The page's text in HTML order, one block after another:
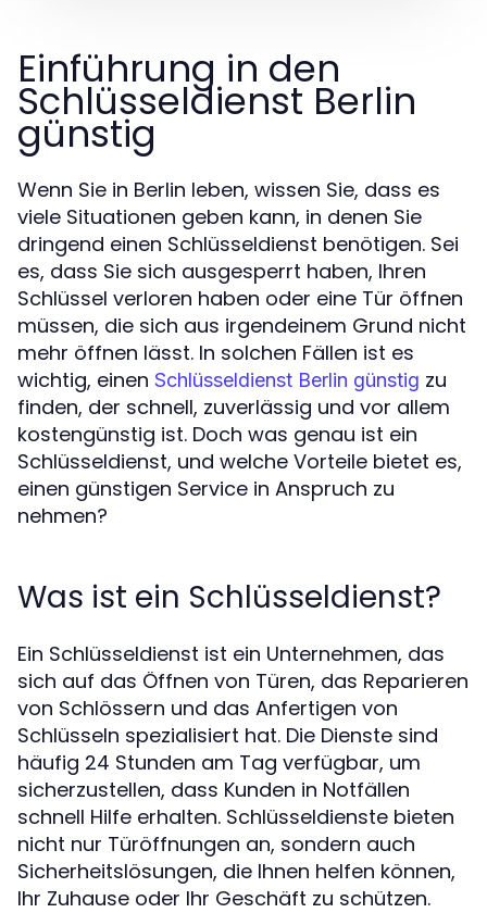
Einführung in den
Schlüsseldienst Berlin
günstig
Wenn Sie in Berlin leben, wissen Sie, dass es
viele Situationen geben kann, in denen Sie
dringend einen Schlüsseldienst benötigen. Sei
es, dass Sie sich ausgesperrt haben, Ihren
Schlüssel verloren haben oder eine Tür öffnen
müssen, die sich aus irgendeinem Grund nicht
mehr öffnen lässt. In solchen Fällen ist es
wichtig, einen Schlüsseldienst Berlin günstig zu
finden, der schnell, zuverlässig und vor allem
kostengünstig ist. Doch was genau ist ein
Schlüsseldienst, und welche Vorteile bietet es,
einen günstigen Service in Anspruch zu
nehmen?
Was ist ein Schlüsseldienst?
Ein Schlüsseldienst ist ein Unternehmen, das
sich auf das Öffnen von Türen, das Reparieren
von Schlössern und das Anfertigen von
Schlüsseln spezialisiert hat. Die Dienste sind
häufig 24 Stunden am Tag verfügbar, um
sicherzustellen, dass Kunden in Notfällen
schnell Hilfe erhalten. Schlüsseldienste bieten
nicht nur Türöffnungen an, sondern auch
Sicherheitslösungen, die Ihnen helfen können,
Ihr Zuhause oder Ihr Geschäft zu schützen.